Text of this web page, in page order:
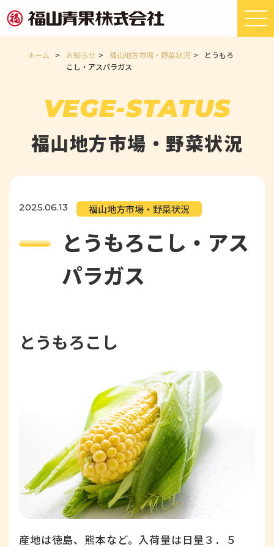
ホーム > お知らせ > 福山地方市場・野菜状況 >
とうもろ
こし・アスパラガス
VEGE-STATUS
福山地方市場・野菜状況
2025.06.13 福山地方市場・野菜状況
とうもろこし・アス
パラガス
とうもろこし
産地は徳島、熊本など。入荷量は日量３．５